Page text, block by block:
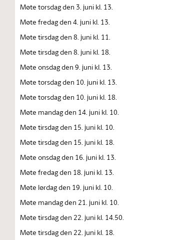
Møte torsdag den 3. juni kl. 13.
Møte fredag den 4. juni kl. 13.
Møte tirsdag den 8. juni kl. 11.
Møte tirsdag den 8. juni kl. 18.
Møte onsdag den 9. juni kl. 13.
Møte torsdag den 10. juni kl. 13.
Møte torsdag den 10. juni kl. 18.
Møte mandag den 14. juni kl. 10.
Møte tirsdag den 15. juni kl. 10.
Møte tirsdag den 15. juni kl. 18.
Møte onsdag den 16. juni kl. 13.
Møte fredag den 18. juni kl. 13.
Møte lørdag den 19. juni kl. 10.
Møte mandag den 21. juni kl. 10.
Møte tirsdag den 22. juni kl. 14.50.
Møte tirsdag den 22. juni kl. 18.